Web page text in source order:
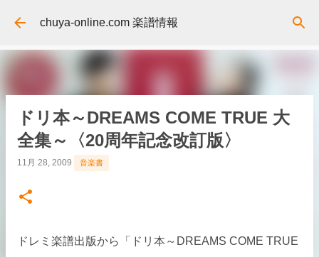
スキップしてメイン コンテンツに移動
chuya-online.com 楽譜情報
ドリ本～DREAMS COME TRUE 大
全集～〈20周年記念改訂版〉
11月 28, 2009 音楽書
ドレミ楽譜出版から「ドリ本～DREAMS COME TRUE